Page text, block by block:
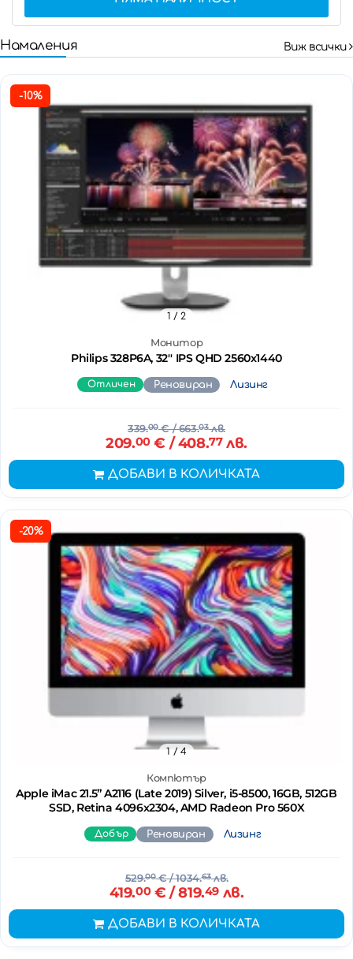
Намаления Виж всички
-10%
Монитор
Philips 328P6A, 32'' IPS QHD 2560x1440
1 / 2
Отличен Реновиран Лизинг
339.00€/ 663.03лв.
209.00€ / 408.77лв.
ДОБАВИ В КОЛИЧКАТА
-20%
Компютър
Apple iMac 21.5’’ A2116 (Late 2019) Silver, i5-8500, 16GB, 512GB
SSD, Retina 4096x2304, AMD Radeon Pro 560X
1 / 4
Добър Реновиран Лизинг
529.00€/ 1034.63лв.
419.00€ / 819.49лв.
ДОБАВИ В КОЛИЧКАТА